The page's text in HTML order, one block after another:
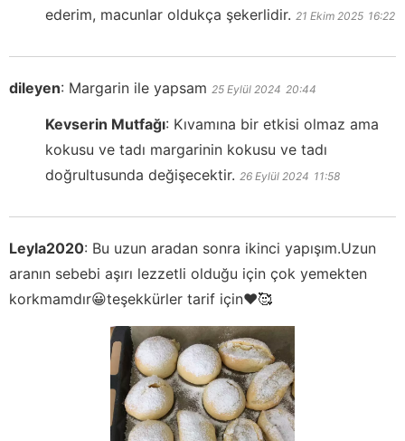
ederim, macunlar oldukça şekerlidir. 21 Ekim 2025 16:22
dileyen: Margarin ile yapsam 25 Eylül 2024 20:44
Kevserin Mutfağı: Kıvamına bir etkisi olmaz ama
kokusu ve tadı margarinin kokusu ve tadı
doğrultusunda değişecektir. 26 Eylül 2024 11:58
Leyla2020: Bu uzun aradan sonra ikinci yapışım.Uzun
aranın sebebi aşırı lezzetli olduğu için çok yemekten
korkmamdır😀teşekkürler tarif için❤️🥰